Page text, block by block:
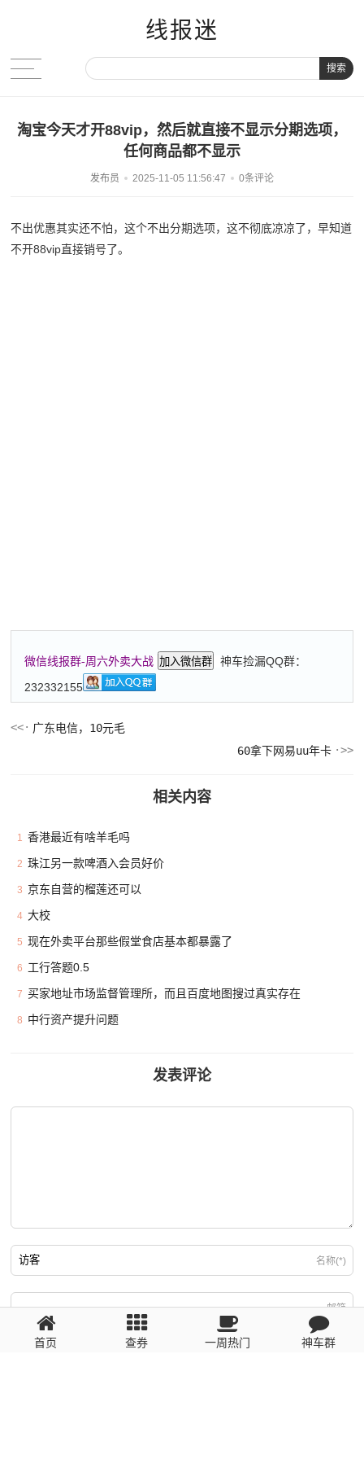
线报迷
搜索
淘宝今天才开88vip，然后就直接不显示分期选项，
任何商品都不显示
发布员 2025-11-05 11:56:47 0条评论
不出优惠其实还不怕，这个不出分期选项，这不彻底凉凉了，早知道
不开88vip直接销号了。
微信线报群-周六外卖大战 加入微信群
神车捡漏QQ群：
232332155
广东电信，10元毛
60拿下网易uu年卡
相关内容
1 香港最近有啥羊毛吗
2 珠江另一款啤酒入会员好价
3 京东自营的榴莲还可以
4 大校
5 现在外卖平台那些假堂食店基本都暴露了
6 工行答题0.5
7 买家地址市场监督管理所，而且百度地图搜过真实存在
8 中行资产提升问题
发表评论
名称(*)
邮箱
回复需填写必要信息
首页 查券 一周热门 神车群